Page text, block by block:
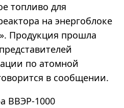
топливо для
на энергоблоке
Продукция прошла
по атомной
в сообщении.
ВВЭР-1000